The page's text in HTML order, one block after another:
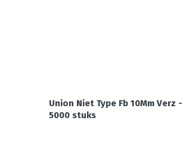
Union Niet Type Fb 10Mm Verz -
5000 stuks